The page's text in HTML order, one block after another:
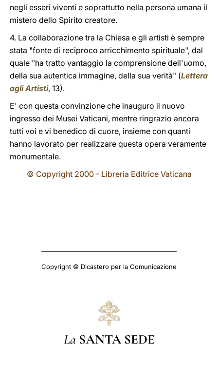
negli esseri viventi e soprattutto nella persona umana il
mistero dello Spirito creatore.
4. La collaborazione tra la Chiesa e gli artisti è sempre
stata "fonte di reciproco arricchimento spirituale", dal
quale "ha tratto vantaggio la comprensione dell'uomo,
della sua autentica immagine, della sua verità" (Lettera
agli Artisti, 13).
E' con questa convinzione che inauguro il nuovo
ingresso dei Musei Vaticani, mentre ringrazio ancora
tutti voi e vi benedico di cuore, insieme con quanti
hanno lavorato per realizzare questa opera veramente
monumentale.
© Copyright 2000 - Libreria Editrice Vaticana
Copyright © Dicastero per la Comunicazione
La SANTA SEDE